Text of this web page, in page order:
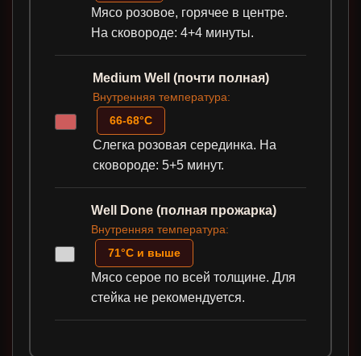
Мясо розовое, горячее в центре.
На сковороде: 4+4 минуты.
Medium Well (почти полная)
Внутренняя температура:
66-68°C
Слегка розовая серединка. На
сковороде: 5+5 минут.
Well Done (полная прожарка)
Внутренняя температура:
71°C и выше
Мясо серое по всей толщине. Для
стейка не рекомендуется.